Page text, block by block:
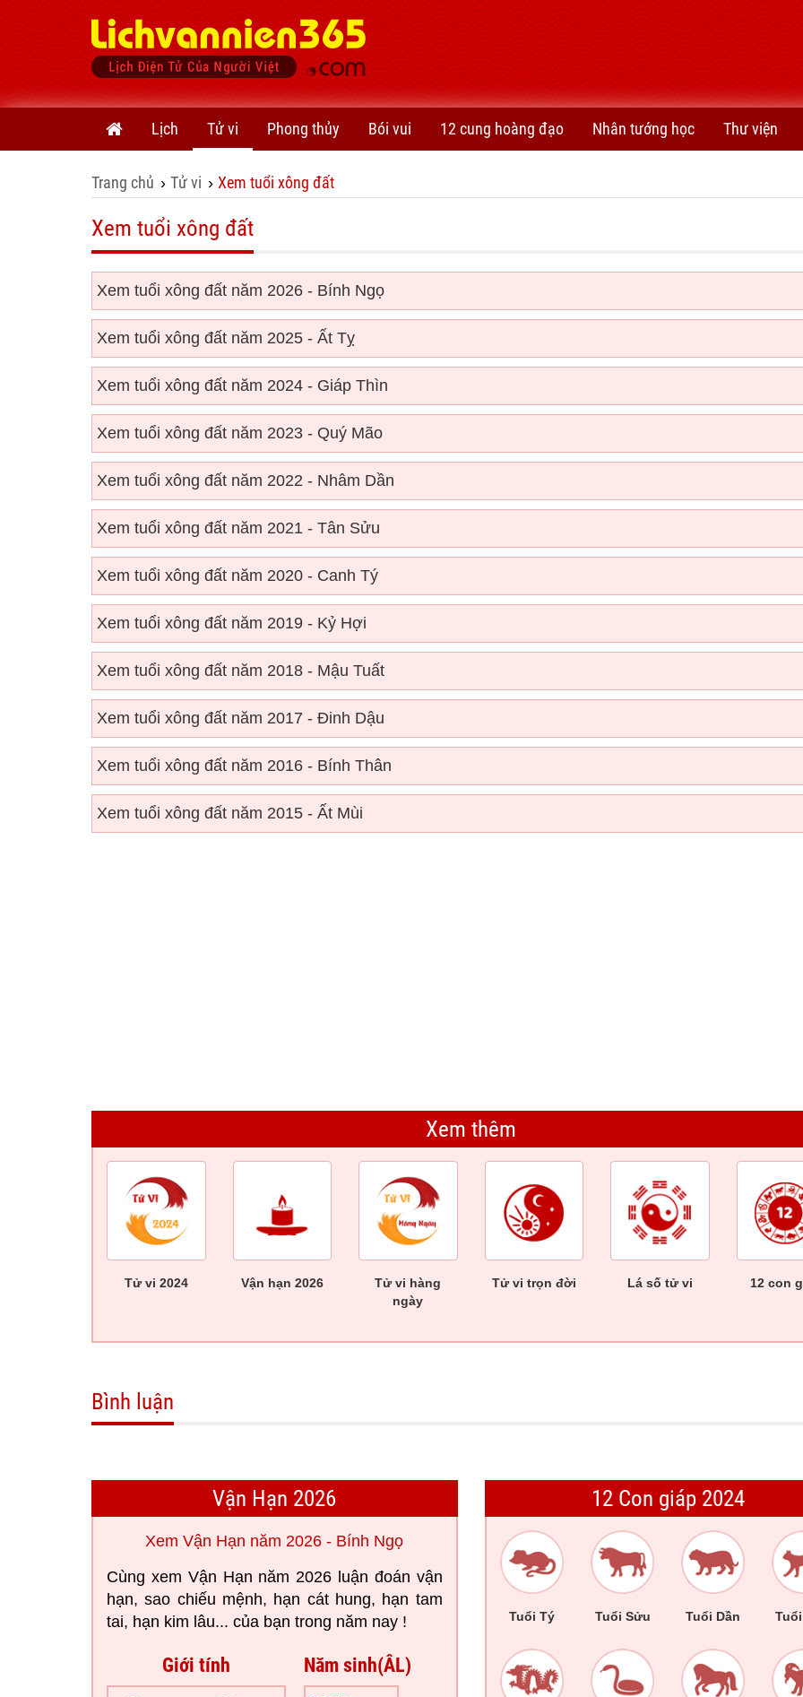
Lịch Tử vi Phong thủy Bói vui 12 cung hoàng đạo Nhân tướng học Thư viện
Trang chủ › Tử vi › Xem tuổi xông đất
Xem tuổi xông đất
Xem tuổi xông đất năm 2026 - Bính Ngọ
Xem tuổi xông đất năm 2025 - Ất Tỵ
Xem tuổi xông đất năm 2024 - Giáp Thìn
Xem tuổi xông đất năm 2023 - Quý Mão
Xem tuổi xông đất năm 2022 - Nhâm Dần
Xem tuổi xông đất năm 2021 - Tân Sửu
Xem tuổi xông đất năm 2020 - Canh Tý
Xem tuổi xông đất năm 2019 - Kỷ Hợi
Xem tuổi xông đất năm 2018 - Mậu Tuất
Xem tuổi xông đất năm 2017 - Đinh Dậu
Xem tuổi xông đất năm 2016 - Bính Thân
Xem tuổi xông đất năm 2015 - Ất Mùi
Xem thêm
Tử vi 2024 Vận hạn 2026
Tử vi hàng
ngày
Tử vi trọn đời Lá số tử vi 12 con
Bình luận
Vận Hạn 2026
Xem Vận Hạn năm 2026 - Bính Ngọ
Cùng xem Vận Hạn năm 2026 luận đoán vận
hạn, sao chiếu mệnh, hạn cát hung, hạn tam
tai, hạn kim lâu... của bạn trong năm nay !
Giới tính Năm sinh(ÂL)
12 Con giáp 2024
Tuổi Tý Tuổi Sửu Tuổi Dần